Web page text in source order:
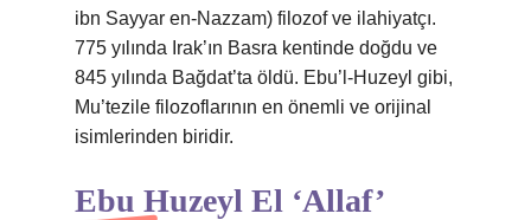
ibn Sayyar en-Nazzam) filozof ve ilahiyatçı.
775 yılında Irak’ın Basra kentinde doğdu ve
845 yılında Bağdat’ta öldü. Ebu’l-Huzeyl gibi,
Mu’tezile filozoflarının en önemli ve orijinal
isimlerinden biridir.
Ebu Huzeyl El ‘Allaf’